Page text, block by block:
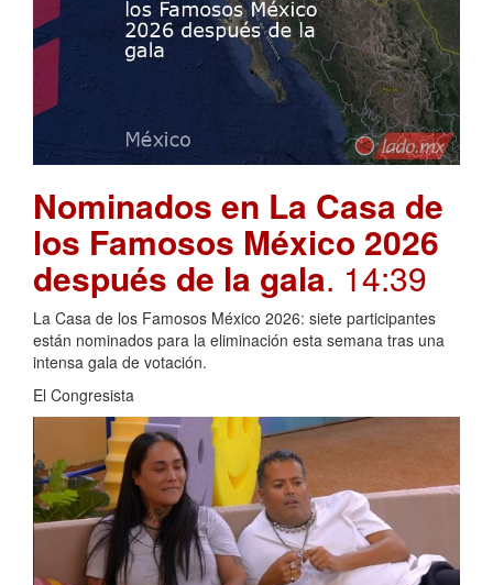
Nominados en La Casa de
los Famosos México 2026
después de la gala. 14:39
La Casa de los Famosos México 2026: siete participantes
están nominados para la eliminación esta semana tras una
intensa gala de votación.
El Congresista